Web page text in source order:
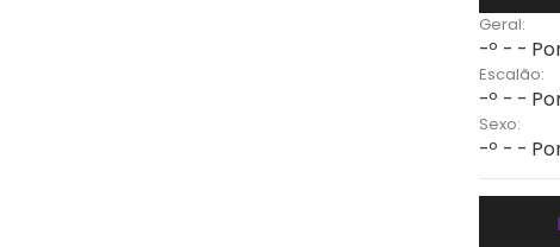
Geral:
-º - -
Escalão:
-º - -
Sexo:
-º - -